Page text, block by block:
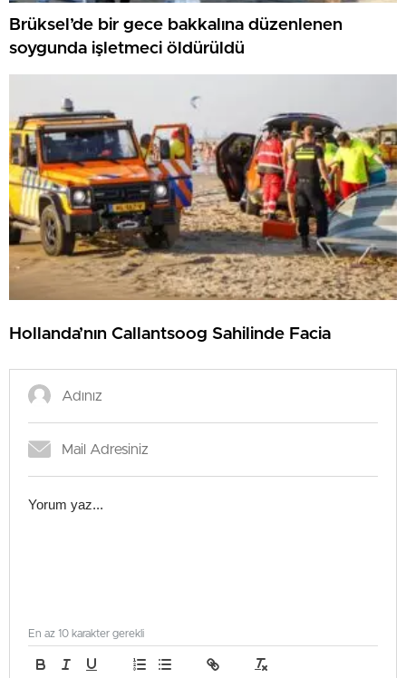
Brüksel’de bir gece bakkalına düzenlenen
soygunda işletmeci öldürüldü
Hollanda’nın Callantsoog Sahilinde Facia
En az 10 karakter gerekli